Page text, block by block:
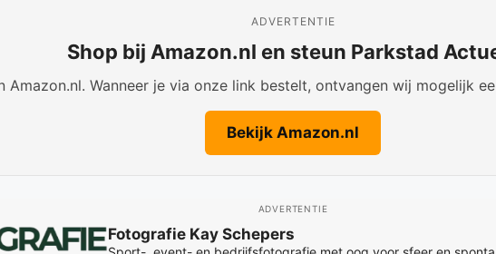
ADVERTENTIE
Shop bij Amazon.nl en steun Parkstad
Amazon.nl. Wanneer je via onze link bestelt, ontvangen wij mogelijk
Bekijk Amazon.nl
ADVERTENTIE
Fotografie Kay Schepers